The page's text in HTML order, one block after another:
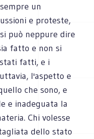
un
e proteste,
può neppure dire
fatto e non si
fatti, e i
l'aspetto e
che sono, e
e inadeguata la
Chi volesse
dello stato